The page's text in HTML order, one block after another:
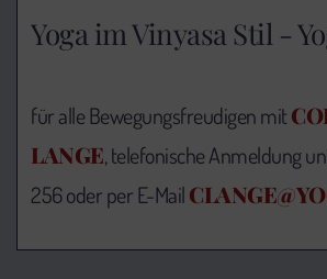
Yoga im Vinyasa Stil -
für alle Bewegungsfreudigen mit
LANGE, telefonische Anmeldung
256 oder per E-Mail